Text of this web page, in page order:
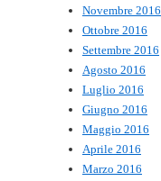
Novembre 2016
Ottobre 2016
Settembre 2016
Agosto 2016
Luglio 2016
Giugno 2016
Maggio 2016
Aprile 2016
Marzo 2016